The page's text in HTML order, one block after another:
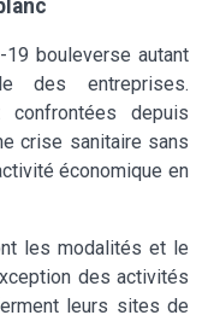
19 bouleverse autant
des entreprises.
depuis
crise sanitaire sans
économique en
les modalités et le
des activités
leurs sites de